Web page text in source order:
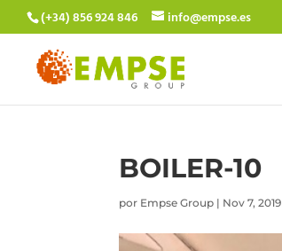
(+34) 856 924 846 info@empse.es
BOILER-10
por Empse Group | Nov 7, 2019